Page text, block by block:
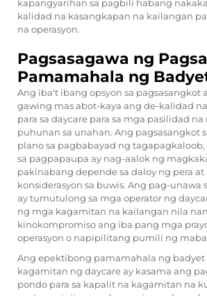
kapangyarihan sa pagbili habang
kalidad na kasangkapan na kailangan
na operasyon.
Pagsasagawa ng
Pamamahala ng
Ang iba't ibang opsyon sa pagsasangkot
gawing mas abot-kaya ang de-kalidad
para sa daycare para sa mga pasilidad
puhunan sa unahan. Ang pagsasangkot
plano sa pagbabayad ng
sa pagpapaupa ay nag-aalok ng
pakinabang depende sa daloy ng pera at
konsiderasyon sa buwis. Ang pag-unawa
ay tumutulong sa mga operator ng
ng mga kagamitan na kailangan nila
kinokompromiso ang iba pang mga
operasyon o napipilitang pumili ng
Ang epektibong pamamahala ng badyet
kagamitan ng daycare ay kasama ang
pondo para sa kapalit na kagamitan na